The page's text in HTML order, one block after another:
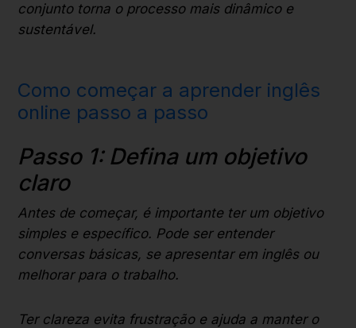
conjunto torna o processo mais dinâmico e
sustentável.
Como começar a aprender inglês
online passo a passo
Passo 1: Defina um objetivo
claro
Antes de começar, é importante ter um objetivo
simples e específico. Pode ser entender
conversas básicas, se apresentar em inglês ou
melhorar para o trabalho.
Ter clareza evita frustração e ajuda a manter o